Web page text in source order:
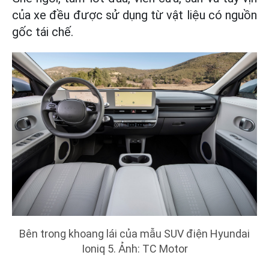
của xe đều được sử dụng từ vật liệu có nguồn
gốc tái chế.
Bên trong khoang lái của mẫu SUV điện Hyundai
Ioniq 5. Ảnh: TC Motor